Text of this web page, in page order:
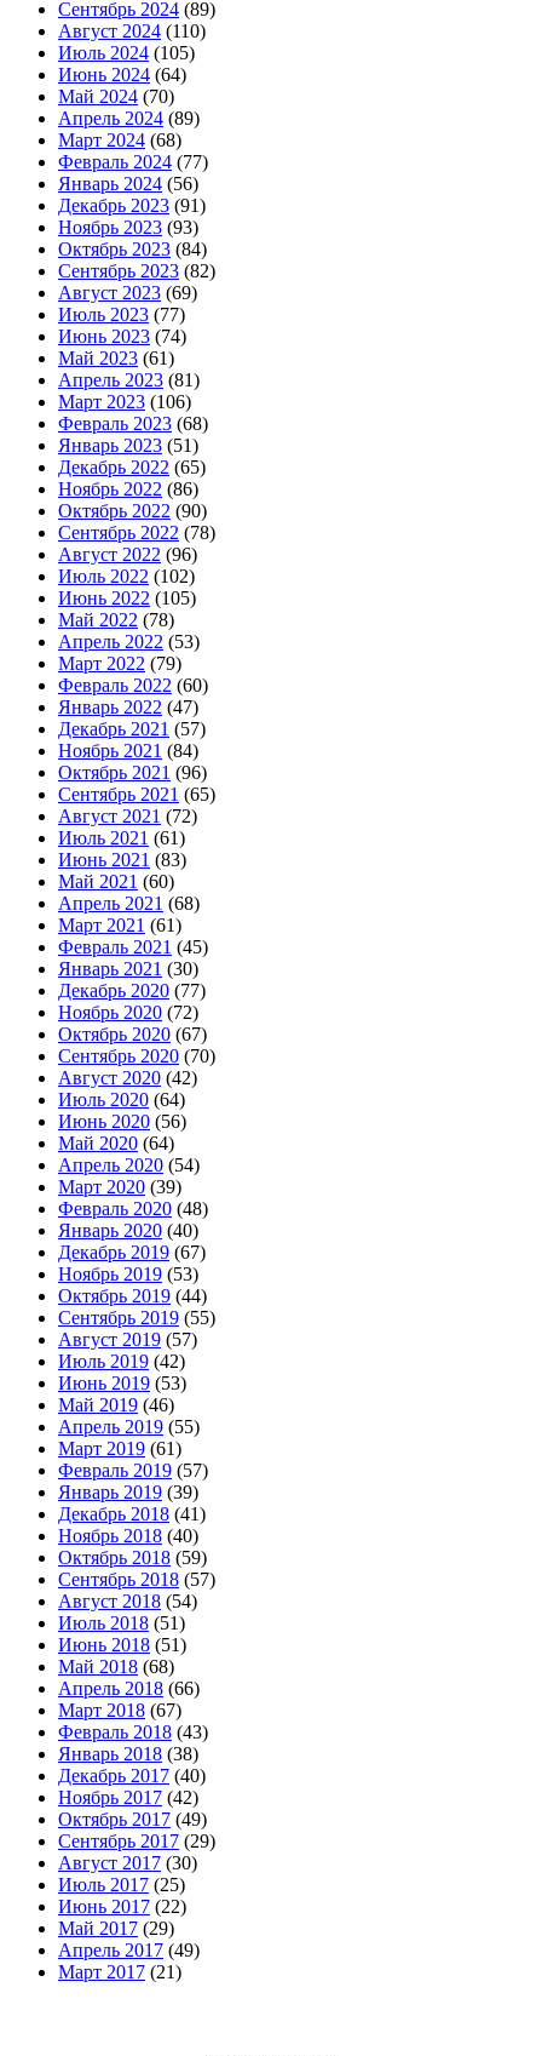
Сентябрь 2024 (89)
Август 2024 (110)
Июль 2024 (105)
Июнь 2024 (64)
Май 2024 (70)
Апрель 2024 (89)
Март 2024 (68)
Февраль 2024 (77)
Январь 2024 (56)
Декабрь 2023 (91)
Ноябрь 2023 (93)
Октябрь 2023 (84)
Сентябрь 2023 (82)
Август 2023 (69)
Июль 2023 (77)
Июнь 2023 (74)
Май 2023 (61)
Апрель 2023 (81)
Март 2023 (106)
Февраль 2023 (68)
Январь 2023 (51)
Декабрь 2022 (65)
Ноябрь 2022 (86)
Октябрь 2022 (90)
Сентябрь 2022 (78)
Август 2022 (96)
Июль 2022 (102)
Июнь 2022 (105)
Май 2022 (78)
Апрель 2022 (53)
Март 2022 (79)
Февраль 2022 (60)
Январь 2022 (47)
Декабрь 2021 (57)
Ноябрь 2021 (84)
Октябрь 2021 (96)
Сентябрь 2021 (65)
Август 2021 (72)
Июль 2021 (61)
Июнь 2021 (83)
Май 2021 (60)
Апрель 2021 (68)
Март 2021 (61)
Февраль 2021 (45)
Январь 2021 (30)
Декабрь 2020 (77)
Ноябрь 2020 (72)
Октябрь 2020 (67)
Сентябрь 2020 (70)
Август 2020 (42)
Июль 2020 (64)
Июнь 2020 (56)
Май 2020 (64)
Апрель 2020 (54)
Март 2020 (39)
Февраль 2020 (48)
Январь 2020 (40)
Декабрь 2019 (67)
Ноябрь 2019 (53)
Октябрь 2019 (44)
Сентябрь 2019 (55)
Август 2019 (57)
Июль 2019 (42)
Июнь 2019 (53)
Май 2019 (46)
Апрель 2019 (55)
Март 2019 (61)
Февраль 2019 (57)
Январь 2019 (39)
Декабрь 2018 (41)
Ноябрь 2018 (40)
Октябрь 2018 (59)
Сентябрь 2018 (57)
Август 2018 (54)
Июль 2018 (51)
Июнь 2018 (51)
Май 2018 (68)
Апрель 2018 (66)
Март 2018 (67)
Февраль 2018 (43)
Январь 2018 (38)
Декабрь 2017 (40)
Ноябрь 2017 (42)
Октябрь 2017 (49)
Сентябрь 2017 (29)
Август 2017 (30)
Июль 2017 (25)
Июнь 2017 (22)
Май 2017 (29)
Апрель 2017 (49)
Март 2017 (21)